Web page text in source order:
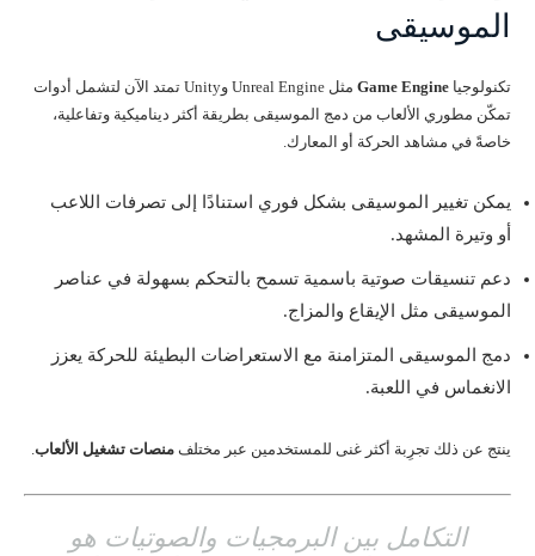
الموسيقى
تكنولوجيا Game Engine
مثل Unreal Engine وUnity تمتد الآن لتشمل أدوات
تمكّن مطوري الألعاب من دمج الموسيقى بطريقة أكثر ديناميكية وتفاعلية،
خاصةً في مشاهد الحركة أو المعارك.
يمكن تغيير الموسيقى بشكل فوري استنادًا إلى تصرفات اللاعب
أو وتيرة المشهد.
دعم تنسيقات صوتية باسمية تسمح بالتحكم بسهولة في عناصر
الموسيقى مثل الإيقاع والمزاج.
دمج الموسيقى المتزامنة مع الاستعراضات البطيئة للحركة يعزز
الانغماس في اللعبة.
ينتج عن ذلك تجرِبة أكثر غنى للمستخدمين عبر مختلف منصات تشغيل الألعاب
التكامل بين البرمجيات والصوتيات هو